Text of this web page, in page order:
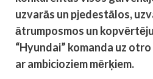
uzvarās un pjedestālos,
ātrumposmos un
“Hyundai” komanda uz
ar ambicioziem mērķiem.